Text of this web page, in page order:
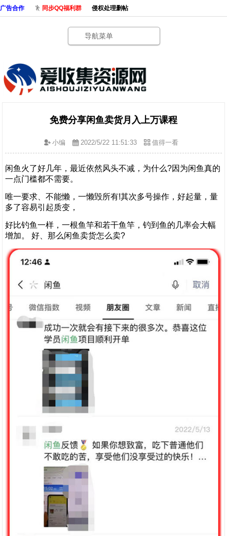
广告合作 同步QQ福利群 侵权处理删帖
导航菜单
免费分享闲鱼卖货月入上万课程
小编 2022/5/22 11:51:33 值得一看
闲鱼火了好几年，最近依然风头不减，为什么?因为闲鱼真的
一点门槛都不需要。
唯一要求、不能懒，一懒毁所有!其次多号操作，好起量，量
多了容易引起质变，
好比钓鱼一样，一根鱼竿和若干鱼竿，钓到鱼的几率会大幅
增加。 好、那么闲鱼卖货怎么卖?